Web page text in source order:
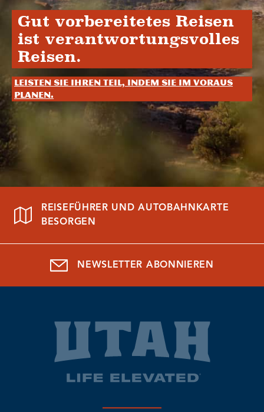
Gut vorbereitetes Reisen
ist verantwortungsvolles
Reisen.
Leisten Sie Ihren Teil, indem Sie im Voraus
planen.
REISEFÜHRER UND AUTOBAHNKARTE
BESORGEN
NEWSLETTER ABONNIEREN